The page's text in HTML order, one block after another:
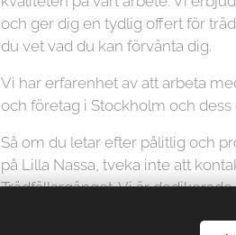
och ger dig en tydlig offert för
du vet vad du kan förvänta dig.
Vi har erfarenhet av att arbeta
och företag i Stockholm och dess
Så om du letar efter pålitlig och
på Lilla Nassa, tveka inte att
Trädfällargänget. Vi är